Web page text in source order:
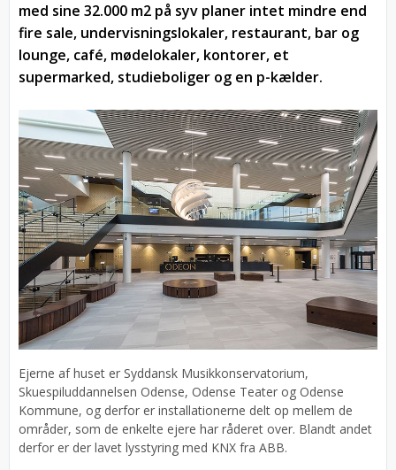
med sine 32.000 m2 på syv planer intet mindre end
fire sale, undervisningslokaler, restaurant, bar og
lounge, café, mødelokaler, kontorer, et
supermarked, studieboliger og en p-kælder.
Ejerne af huset er Syddansk Musikkonservatorium,
Skuespiluddannelsen Odense, Odense Teater og Odense
Kommune, og derfor er installationerne delt op mellem de
områder, som de enkelte ejere har råderet over. Blandt andet
derfor er der lavet lysstyring med KNX fra ABB.